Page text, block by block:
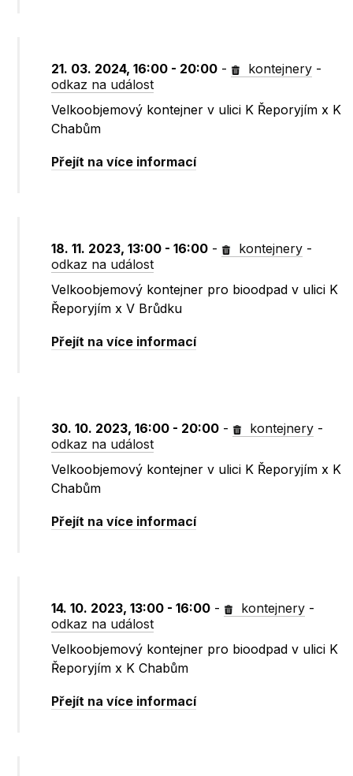
21. 03. 2024, 16:00 - 20:00 - kontejnery -
odkaz na událost
Velkoobjemový kontejner v ulici K Řeporyjím x K
Chabům
Přejít na více informací
18. 11. 2023, 13:00 - 16:00 - kontejnery -
odkaz na událost
Velkoobjemový kontejner pro bioodpad v ulici K
Řeporyjím x V Brůdku
Přejít na více informací
30. 10. 2023, 16:00 - 20:00 - kontejnery -
odkaz na událost
Velkoobjemový kontejner v ulici K Řeporyjím x K
Chabům
Přejít na více informací
14. 10. 2023, 13:00 - 16:00 - kontejnery -
odkaz na událost
Velkoobjemový kontejner pro bioodpad v ulici K
Řeporyjím x K Chabům
Přejít na více informací